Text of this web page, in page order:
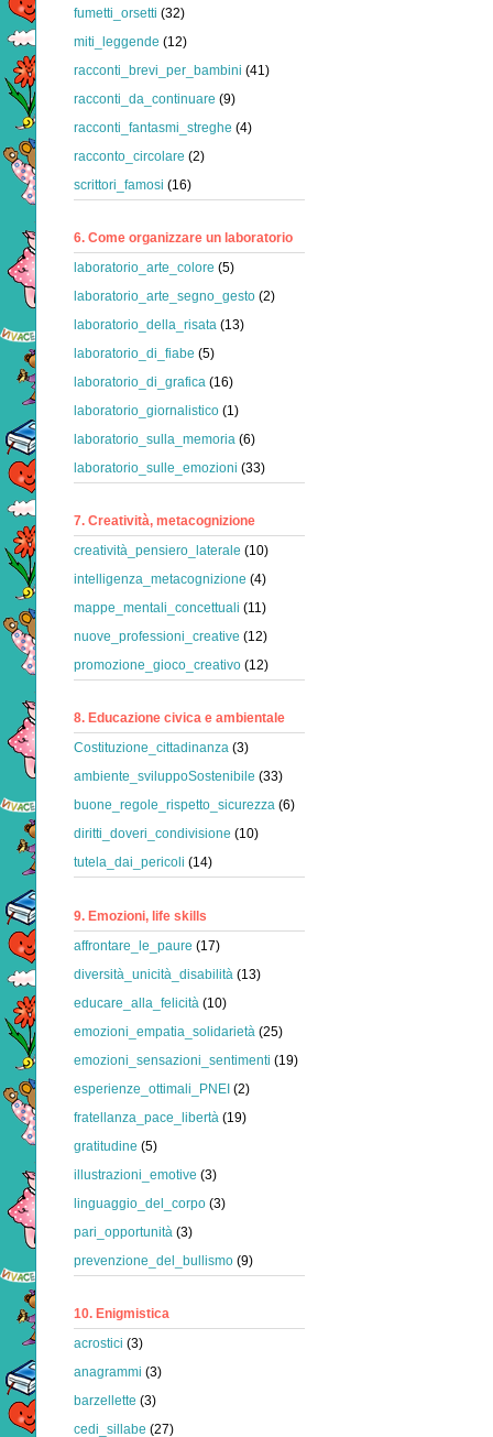
fumetti_orsetti (32)
miti_leggende (12)
racconti_brevi_per_bambini (41)
racconti_da_continuare (9)
racconti_fantasmi_streghe (4)
racconto_circolare (2)
scrittori_famosi (16)
6. Come organizzare un laboratorio
laboratorio_arte_colore (5)
laboratorio_arte_segno_gesto (2)
laboratorio_della_risata (13)
laboratorio_di_fiabe (5)
laboratorio_di_grafica (16)
laboratorio_giornalistico (1)
laboratorio_sulla_memoria (6)
laboratorio_sulle_emozioni (33)
7. Creatività, metacognizione
creatività_pensiero_laterale (10)
intelligenza_metacognizione (4)
mappe_mentali_concettuali (11)
nuove_professioni_creative (12)
promozione_gioco_creativo (12)
8. Educazione civica e ambientale
Costituzione_cittadinanza (3)
ambiente_sviluppoSostenibile (33)
buone_regole_rispetto_sicurezza (6)
diritti_doveri_condivisione (10)
tutela_dai_pericoli (14)
9. Emozioni, life skills
affrontare_le_paure (17)
diversità_unicità_disabilità (13)
educare_alla_felicità (10)
emozioni_empatia_solidarietà (25)
emozioni_sensazioni_sentimenti (19)
esperienze_ottimali_PNEI (2)
fratellanza_pace_libertà (19)
gratitudine (5)
illustrazioni_emotive (3)
linguaggio_del_corpo (3)
pari_opportunità (3)
prevenzione_del_bullismo (9)
10. Enigmistica
acrostici (3)
anagrammi (3)
barzellette (3)
cedi_sillabe (27)